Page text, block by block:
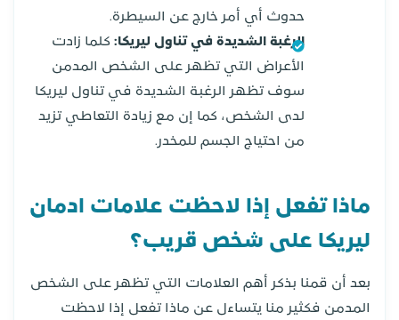
حدوث أي أمر خارج عن السيطرة.
الرغبة الشديدة في تناول ليريكا:كلما زادت
الأعراض التي تظهر على الشخص المدمن
سوف تظهر الرغبة الشديدة في تناول ليريكا
لدى الشخص، كما إن مع زيادة التعاطي تزيد
من احتياج الجسم للمخدر.
ماذا تفعل إذا لاحظت علامات ادمان
ليريكا على شخص قريب؟
بعد أن قمنا بذكر أهم العلامات التي تظهر على الشخص
المدمن فكثير منا يتساءل عن ماذا تفعل إذا لاحظت